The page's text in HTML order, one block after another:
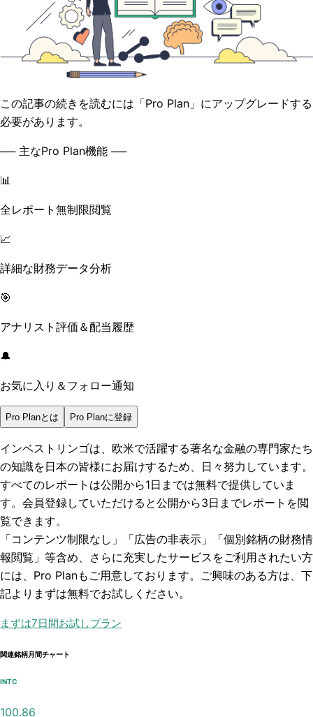
この記事の続きを読むには「Pro Plan」にアップグレードする
必要があります。
── 主なPro Plan機能 ──
📊
全レポート無制限閲覧
📈
詳細な財務データ分析
🎯
アナリスト評価＆配当履歴
🔔
お気に入り＆フォロー通知
Pro Planとは Pro Planに登録
インベストリンゴは、欧米で活躍する著名な金融の専門家たち
の知識を日本の皆様にお届けするため、日々努力しています。
すべてのレポートは公開から1日までは無料で提供していま
す。会員登録していただけると公開から3日までレポートを閲
覧できます。
「コンテンツ制限なし」「広告の非表示」「個別銘柄の財務情
報閲覧」 等含め、さらに充実したサービスをご利用されたい方
には、Pro Planもご用意しております。ご興味のある方は、下
記よりまずは無料でお試しください。
まずは7日間お試しプラン
関連銘柄月間チャート
INTC
100.86